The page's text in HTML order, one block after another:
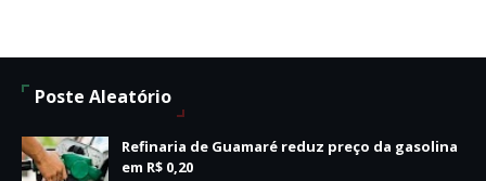
Poste Aleatório
Refinaria de Guamaré reduz preço da gasolina
em R$ 0,20